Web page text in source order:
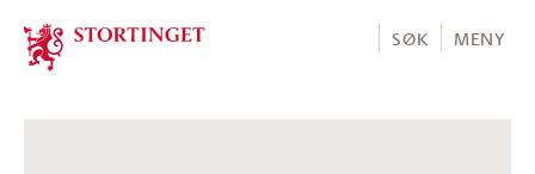
Stortinget.no
SØK MENY